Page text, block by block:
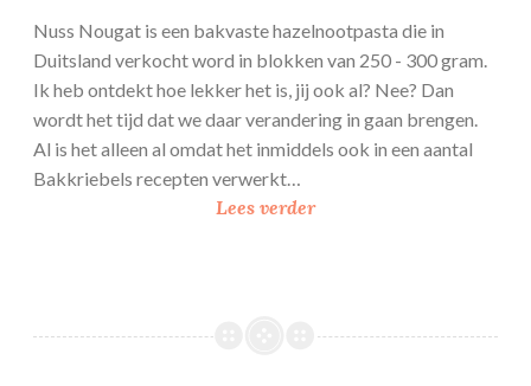
Nuss Nougat is een bakvaste hazelnootpasta die in
Duitsland verkocht word in blokken van 250 - 300 gram.
Ik heb ontdekt hoe lekker het is, jij ook al? Nee? Dan
wordt het tijd dat we daar verandering in gaan brengen.
Al is het alleen al omdat het inmiddels ook in een aantal
Bakkriebels recepten verwerkt…
Lees verderN